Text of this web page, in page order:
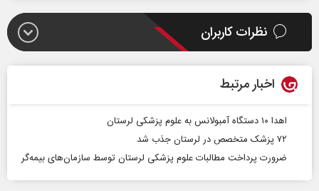
نظرات کاربران
اخبار مرتبط
اهدا ۱۰ دستگاه آمبولانس به علوم پزشکی لرستان
۷۲ پزشک متخصص در لرستان جذب شد
ضرورت پرداخت مطالبات علوم پزشکی لرستان توسط سازمان‌های بیمه‌گر